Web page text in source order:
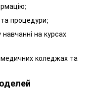
процедури;
на курсах
коледжах та